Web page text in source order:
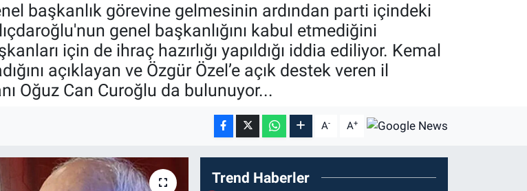
başkanlık görevine gelmesinin ardından parti içindeki
genel başkanlığını kabul etmediğini
için de ihraç hazırlığı yapıldığı iddia ediliyor. Kemal
açıklayan ve Özgür Özel’e açık destek veren il
Oğuz Can Curoğlu da bulunuyor...
A- A+
Trend Haberler